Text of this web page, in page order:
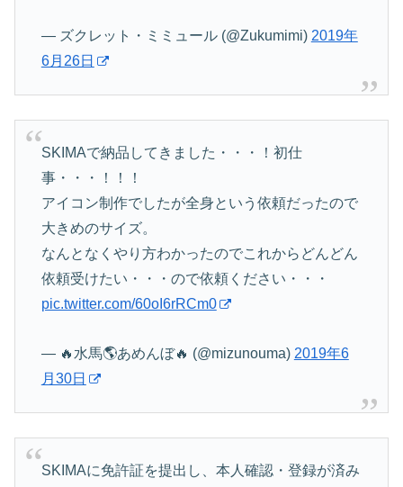
— ズクレット・ミミュール (@Zukumimi) 2019年
6月26日
SKIMAで納品してきました・・・！初仕
事・・・！！！
アイコン制作でしたが全身という依頼だったので
大きめのサイズ。
なんとなくやり方わかったのでこれからどんどん
依頼受けたい・・・ので依頼ください・・・
pic.twitter.com/60oI6rRCm0
— 🔥水馬🌎あめんぼ🔥 (@mizunouma) 2019年6
月30日
SKIMAに免許証を提出し、本人確認・登録が済み